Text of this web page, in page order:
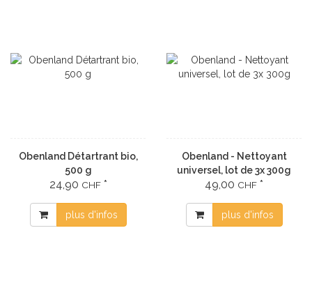
Obenland Détartrant bio,
500 g
24,90 CHF*
plus d'infos
Obenland - Nettoyant
universel, lot de 3x 300g
49,00 CHF *
plus d'infos